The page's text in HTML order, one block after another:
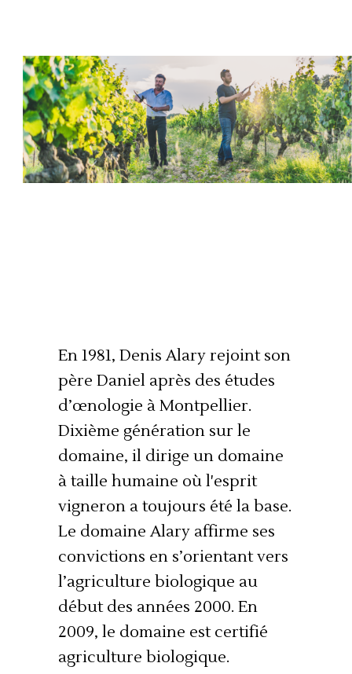
En 1981, Denis Alary rejoint son
père Daniel après des études
d’œnologie à Montpellier.
Dixième génération sur le
domaine, il dirige un domaine
à taille humaine où l'esprit
vigneron a toujours été la base.
Le domaine Alary affirme ses
convictions en s’orientant vers
l’agriculture biologique au
début des années 2000. En
2009, le domaine est certifié
agriculture biologique.